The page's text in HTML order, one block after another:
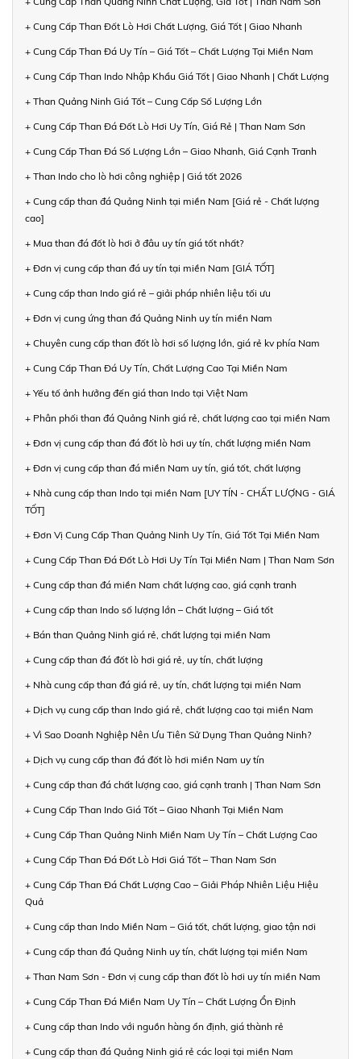
+ Cung Cấp Than Đốt Lò Hơi Chất Lượng, Giá Tốt | Giao Nhanh
+ Cung Cấp Than Đá Uy Tín – Giá Tốt – Chất Lượng Tại Miền Nam
+ Cung Cấp Than Indo Nhập Khẩu Giá Tốt | Giao Nhanh | Chất Lượng
+ Than Quảng Ninh Giá Tốt – Cung Cấp Số Lượng Lớn
+ Cung Cấp Than Đá Đốt Lò Hơi Uy Tín, Giá Rẻ | Than Nam Sơn
+ Cung Cấp Than Đá Số Lượng Lớn – Giao Nhanh, Giá Cạnh Tranh
+ Than Indo cho lò hơi công nghiệp | Giá tốt 2026
+ Cung cấp than đá Quảng Ninh tại miền Nam [Giá rẻ - Chất lượng
cao]
+ Mua than đá đốt lò hơi ở đâu uy tín giá tốt nhất?
+ Đơn vị cung cấp than đá uy tín tại miền Nam [GIÁ TỐT]
+ Cung cấp than Indo giá rẻ – giải pháp nhiên liệu tối ưu
+ Đơn vị cung ứng than đá Quảng Ninh uy tín miền Nam
+ Chuyên cung cấp than đốt lò hơi số lượng lớn, giá rẻ kv phía Nam
+ Cung Cấp Than Đá Uy Tín, Chất Lượng Cao Tại Miền Nam
+ Yếu tố ảnh hưởng đến giá than Indo tại Việt Nam
+ Phân phối than đá Quảng Ninh giá rẻ, chất lượng cao tại miền Nam
+ Đơn vị cung cấp than đá đốt lò hơi uy tín, chất lượng miền Nam
+ Đơn vị cung cấp than đá miền Nam uy tín, giá tốt, chất lượng
+ Nhà cung cấp than Indo tại miền Nam [UY TÍN - CHẤT LƯỢNG - GIÁ
TỐT]
+ Đơn Vị Cung Cấp Than Quảng Ninh Uy Tín, Giá Tốt Tại Miền Nam
+ Cung Cấp Than Đá Đốt Lò Hơi Uy Tín Tại Miền Nam | Than Nam Sơn
+ Cung cấp than đá miền Nam chất lượng cao, giá cạnh tranh
+ Cung cấp than Indo số lượng lớn – Chất lượng – Giá tốt
+ Bán than Quảng Ninh giá rẻ, chất lượng tại miền Nam
+ Cung cấp than đá đốt lò hơi giá rẻ, uy tín, chất lượng
+ Nhà cung cấp than đá giá rẻ, uy tín, chất lượng tại miền Nam
+ Dịch vụ cung cấp than Indo giá rẻ, chất lượng cao tại miền Nam
+ Vì Sao Doanh Nghiệp Nên Ưu Tiên Sử Dụng Than Quảng Ninh?
+ Dịch vụ cung cấp than đá đốt lò hơi miền Nam uy tín
+ Cung cấp than đá chất lượng cao, giá cạnh tranh | Than Nam Sơn
+ Cung Cấp Than Indo Giá Tốt – Giao Nhanh Tại Miền Nam
+ Cung Cấp Than Quảng Ninh Miền Nam Uy Tín – Chất Lượng Cao
+ Cung Cấp Than Đá Đốt Lò Hơi Giá Tốt – Than Nam Sơn
+ Cung Cấp Than Đá Chất Lượng Cao – Giải Pháp Nhiên Liệu Hiệu
Quả
+ Cung cấp than Indo Miền Nam – Giá tốt, chất lượng, giao tận nơi
+ Cung cấp than đá Quảng Ninh uy tín, chất lượng tại miền Nam
+ Than Nam Sơn - Đơn vị cung cấp than đốt lò hơi uy tín miền Nam
+ Cung Cấp Than Đá Miền Nam Uy Tín – Chất Lượng Ổn Định
+ Cung cấp than Indo với nguồn hàng ổn định, giá thành rẻ
+ Cung cấp than đá Quảng Ninh giá rẻ các loại tại miền Nam